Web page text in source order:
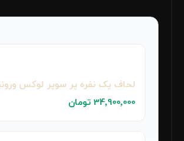
لحاف یک نفره پر سوپر لوکس
34٬900٬000 تومان